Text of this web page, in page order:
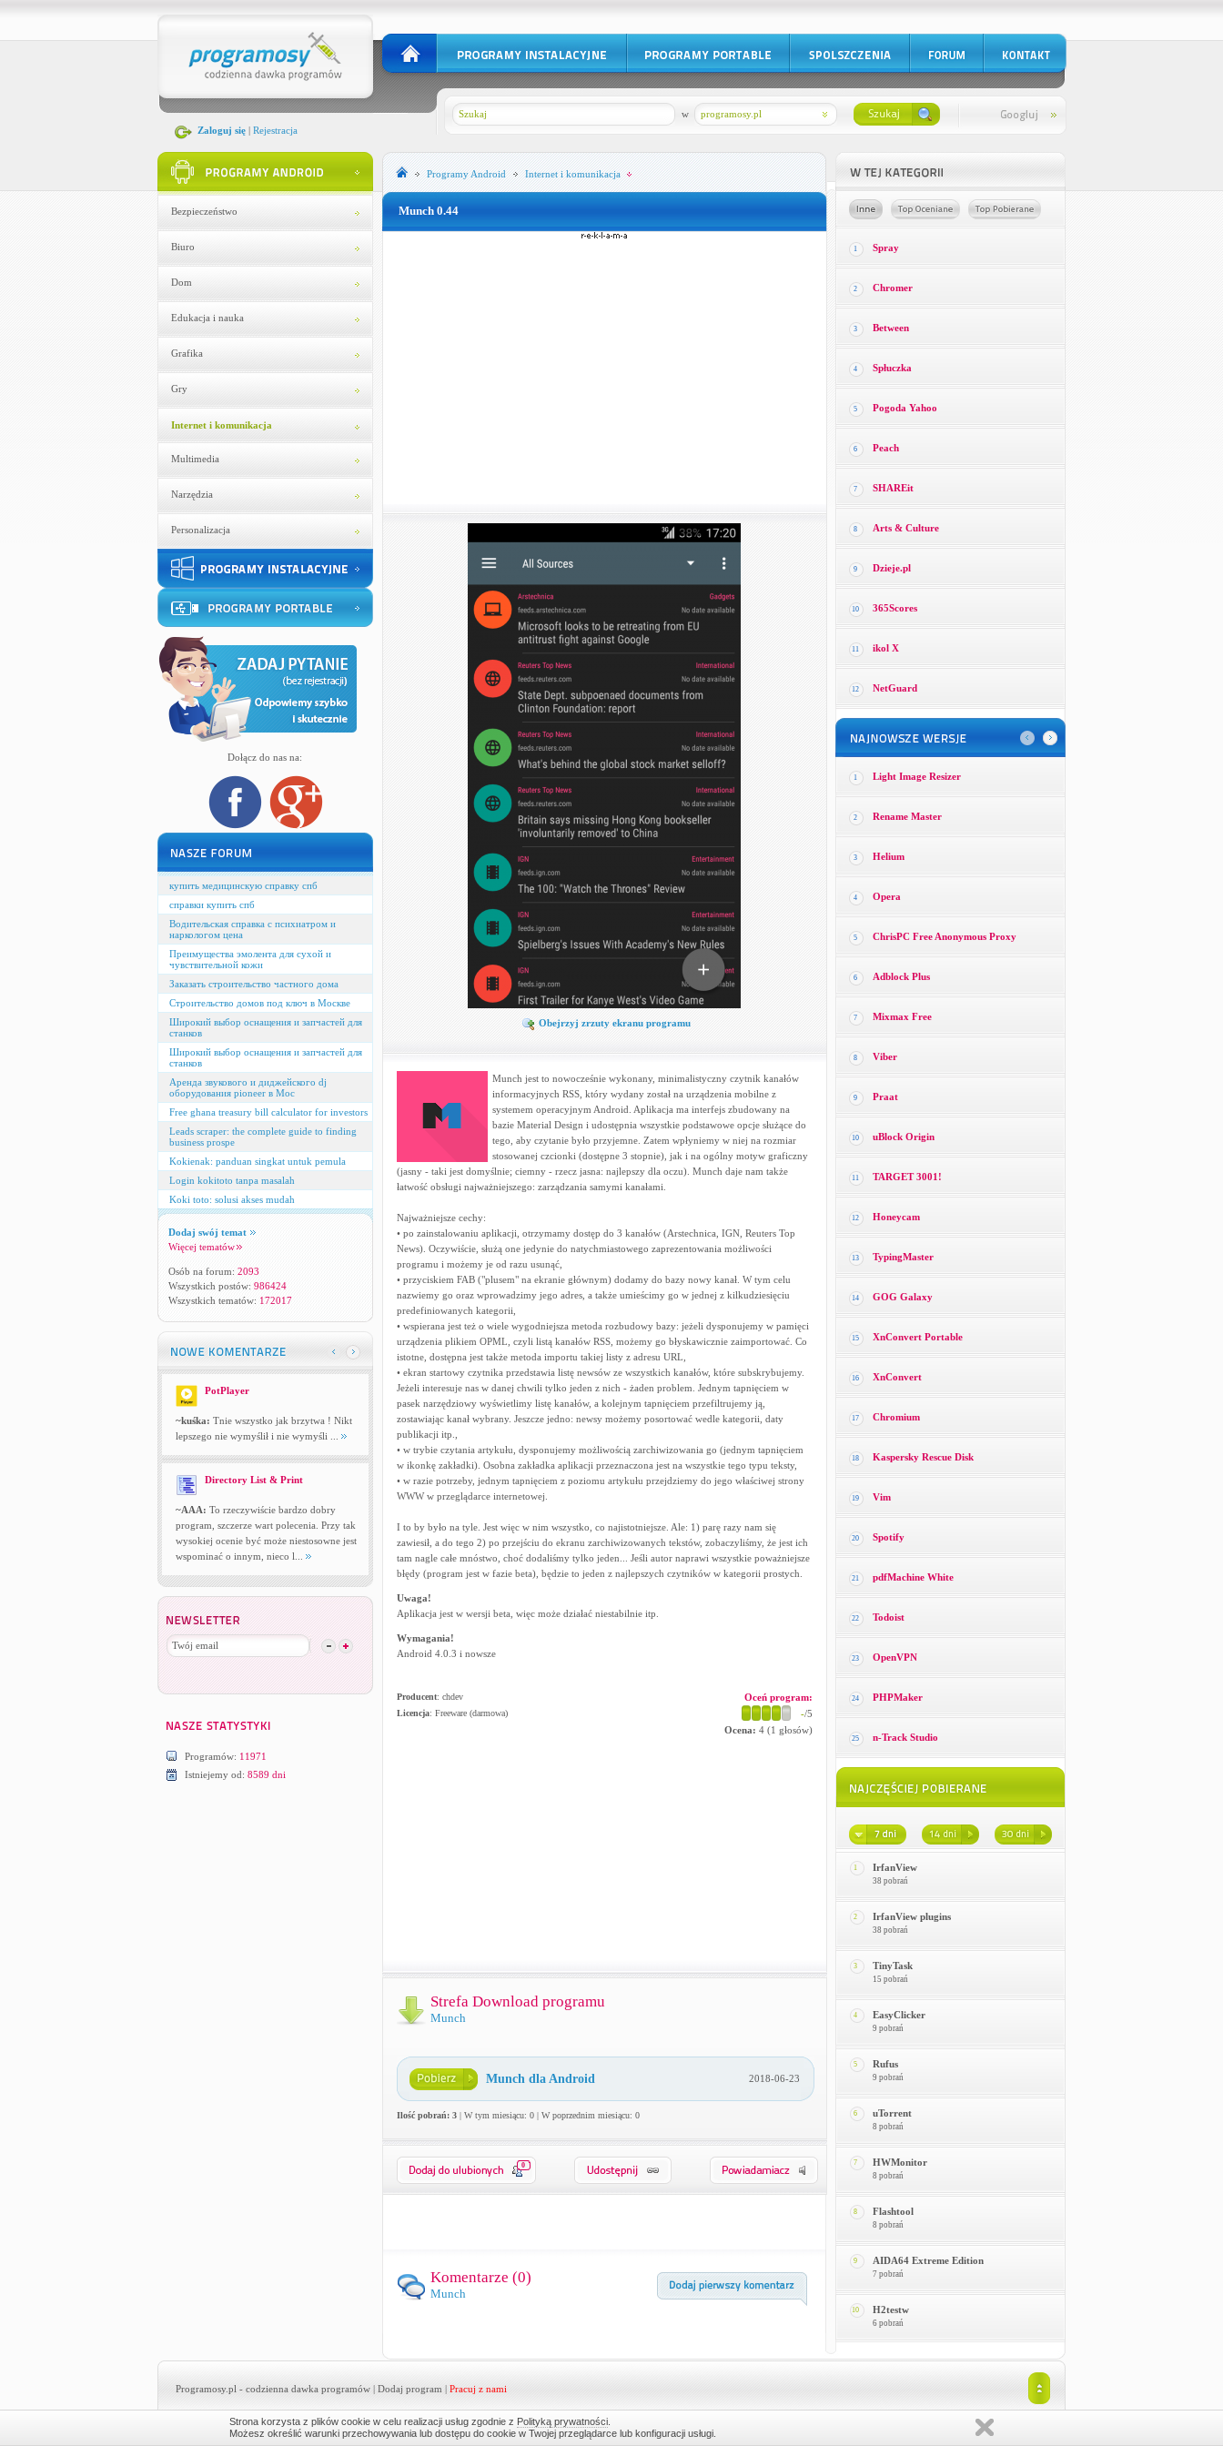
Zaloguj się| Rejestracja
programosy.pl
w
Bezpieczeństwo
Biuro
Dom
Edukacja i nauka
Grafika
Gry
Internet i komunikacja
Multimedia
Narzędzia
Personalizacja
Dołącz do nas na:
купить медицинскую справку спб
справки купить спб
Водительская справка с психиатром и
наркологом цена
Преимущества эмолента для сухой и
чувствительной кожи
Заказать строительство частного дома
Строительство домов под ключ в Москве
Широкий выбор оснащения и запчастей для
станков
Широкий выбор оснащения и запчастей для
станков
Аренда звукового и диджейского dj
оборудования pioneer в Мос
Free ghana treasury bill calculator for investors
Leads scraper: the complete guide to finding
business prospe
Kokienak: panduan singkat untuk pemula
Login kokitoto tanpa masalah
Koki toto: solusi akses mudah
Dodaj swój temat
Więcej tematów
Osób na forum: 2093
Wszystkich postów: 986424
Wszystkich tematów: 172017
PotPlayer
~kuśka: Tnie wszystko jak brzytwa ! Nikt
lepszego nie wymyślił i nie wymyśli ...
Directory List & Print
~AAA: To rzeczywiście bardzo dobry
program, szczerze wart polecenia. Przy tak
wysokiej ocenie być może niestosowne jest
wspominać o innym, nieco l...
Programów: 11971
Istniejemy od: 8589 dni
ProgramyAndroid Internet i komunikacja
Munch 0.44
Obejrzyj zrzuty ekranu programu
Munch jest to nowocześnie wykonany, minimalistyczny czytnik kanałów
informacyjnych RSS, który wydany został na urządzenia mobilne z
systemem operacyjnym Android. Aplikacja ma interfejs zbudowany na
bazie Material Design i udostępnia wszystkie podstawowe opcje służące do
tego, aby czytanie było przyjemne. Zatem wpłyniemy w niej na rozmiar
stosowanej czcionki (dostępne 3 stopnie), jak i na ogólny motyw graficzny
(jasny - taki jest domyślnie; ciemny - rzecz jasna: najlepszy dla oczu). Munch daje nam także
łatwość obsługi najważniejszego: zarządzania samymi kanałami.
Najważniejsze cechy:
• po zainstalowaniu aplikacji, otrzymamy dostęp do 3 kanałów (Arstechnica, IGN, Reuters Top
News). Oczywiście, służą one jedynie do natychmiastowego zaprezentowania możliwości
programu i możemy je od razu usunąć,
• przyciskiem FAB ("plusem" na ekranie głównym) dodamy do bazy nowy kanał. W tym celu
nazwiemy go oraz wprowadzimy jego adres, a także umieścimy go w jednej z kilkudziesięciu
predefiniowanych kategorii,
• wspierana jest też o wiele wygodniejsza metoda rozbudowy bazy: jeżeli dysponujemy w pamięci
urządzenia plikiem OPML, czyli listą kanałów RSS, możemy go błyskawicznie zaimportować. Co
istotne, dostępna jest także metoda importu takiej listy z adresu URL,
• ekran startowy czytnika przedstawia listę newsów ze wszystkich kanałów, które subskrybujemy.
Jeżeli interesuje nas w danej chwili tylko jeden z nich - żaden problem. Jednym tapnięciem w
pasek narzędziowy wyświetlimy listę kanałów, a kolejnym tapnięciem przefiltrujemy ją,
zostawiając kanał wybrany. Jeszcze jedno: newsy możemy posortować wedle kategorii, daty
publikacji itp.,
• w trybie czytania artykułu, dysponujemy możliwością zarchiwizowania go (jednym tapnięciem
w ikonkę zakładki). Osobna zakładka aplikacji przeznaczona jest na wszystkie tego typu teksty,
• w razie potrzeby, jednym tapnięciem z poziomu artykułu przejdziemy do jego właściwej strony
WWW w przeglądarce internetowej.
I to by było na tyle. Jest więc w nim wszystko, co najistotniejsze. Ale: 1) parę razy nam się
zawiesił, a do tego 2) po przejściu do ekranu zarchiwizowanych tekstów, zobaczyliśmy, że jest ich
tam nagle całe mnóstwo, choć dodaliśmy tylko jeden... Jeśli autor naprawi wszystkie poważniejsze
błędy (program jest w fazie beta), będzie to jeden z najlepszych czytników w kategorii prostych.
Uwaga!
Aplikacja jest w wersji beta, więc może działać niestabilnie itp.
Wymagania!
Android 4.0.3 i nowsze
Producent: chdev
Licencja: Freeware (darmowa)
Oceń program:
-/5
Ocena: 4(1 głosów)
Strefa Download programu
Munch
Munch dla Android 2018-06-23
Ilość pobrań: 3| W tym miesiącu: 0 | W poprzednim miesiącu: 0
0
Komentarze (0)
Munch
1 Spray
2 Chromer
3 Between
4 Spłuczka
5 Pogoda Yahoo
6 Peach
7 SHAREit
8 Arts & Culture
9 Dzieje.pl
10 365Scores
11 ikol X
12 NetGuard
1 Light Image Resizer
2 Rename Master
3 Helium
4 Opera
5 ChrisPC Free Anonymous Proxy
6 Adblock Plus
7 Mixmax Free
8 Viber
9 Praat
10 uBlock Origin
11 TARGET 3001!
12 Honeycam
13 TypingMaster
14 GOG Galaxy
15 XnConvert Portable
16 XnConvert
17 Chromium
18 Kaspersky Rescue Disk
19 Vim
20 Spotify
21 pdfMachine White
22 Todoist
23 OpenVPN
24 PHPMaker
25 n-Track Studio
1 IrfanView
38 pobrań
2 IrfanView plugins
38 pobrań
3 TinyTask
15 pobrań
4 EasyClicker
9 pobrań
5 Rufus
9 pobrań
6 uTorrent
8 pobrań
7 HWMonitor
8 pobrań
8 Flashtool
8 pobrań
9 AIDA64 Extreme Edition
7 pobrań
10 H2testw
6 pobrań
Programosy.pl - codzienna dawka programów | Dodaj program | Pracuj z nami
Strona korzysta z plików cookie w celu realizacji usług zgodnie z Polityką prywatności
Możesz określić warunki przechowywania lub dostępu do cookie w Twojej przeglądarce lub konfiguracji usługi.